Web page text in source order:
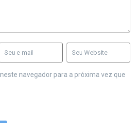
navegador para a próxima vez que